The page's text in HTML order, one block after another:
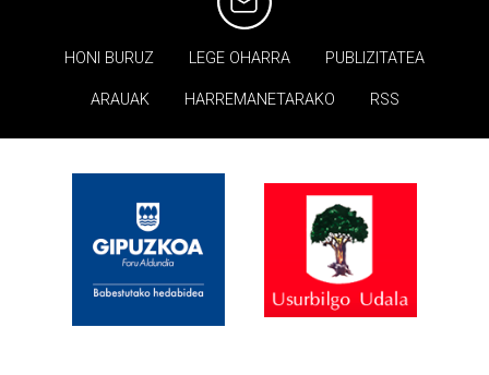
HONI BURUZ LEGE OHARRA PUBLIZITATEA
ARAUAK HARREMANETARAKO RSS